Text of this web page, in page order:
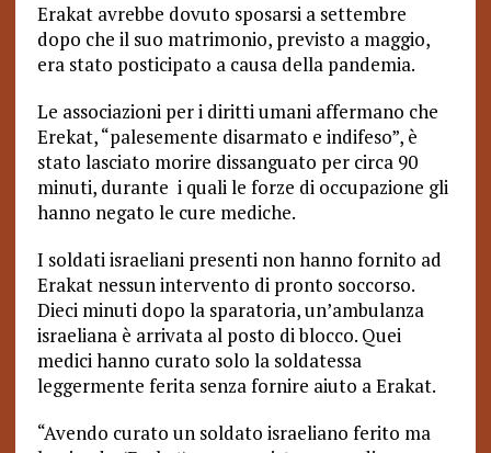
Erakat avrebbe dovuto sposarsi a settembre
dopo che il suo matrimonio, previsto a maggio,
era stato posticipato a causa della pandemia.
Le associazioni per i diritti umani affermano che
Erekat, “palesemente disarmato e indifeso”, è
stato lasciato morire dissanguato per circa 90
minuti, durante i quali le forze di occupazione gli
hanno negato le cure mediche.
I soldati israeliani presenti non hanno fornito ad
Erakat nessun intervento di pronto soccorso.
Dieci minuti dopo la sparatoria, un’ambulanza
israeliana è arrivata al posto di blocco. Quei
medici hanno curato solo la soldatessa
leggermente ferita senza fornire aiuto a Erakat.
“Avendo curato un soldato israeliano ferito ma